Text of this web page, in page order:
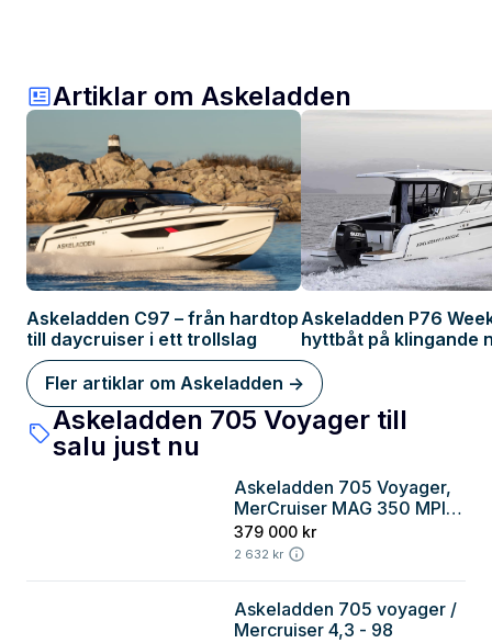
Artiklar om Askeladden
Askeladden C97 – från hardtop
till daycruiser i ett trollslag
Askeladden P76
hyttbåt på klingande
Fler artiklar om Askeladden ->
Askeladden 705 Voyager till
salu just nu
Askeladden 705 Voyager,
MerCruiser MAG 350 MPI
HORIZON
379 000 kr
2 632 kr
Askeladden 705 voyager /
Mercruiser 4,3 - 98